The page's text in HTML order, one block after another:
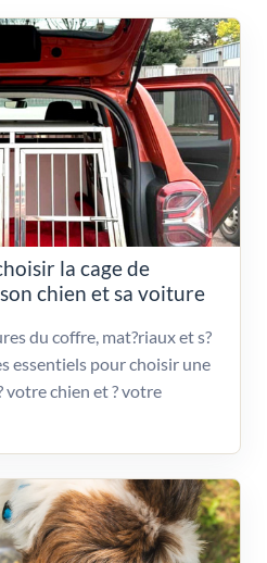
la cage de
chien et sa voiture
du coffre, mat?riaux et s?
essentiels pour choisir une
votre chien et ? votre